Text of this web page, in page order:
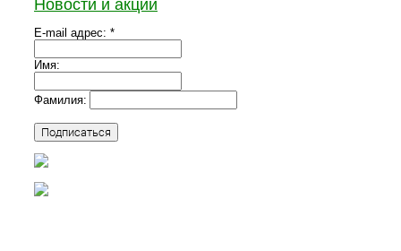
Новости и акции
E-mail адрес: *
Имя:
Фамилия: